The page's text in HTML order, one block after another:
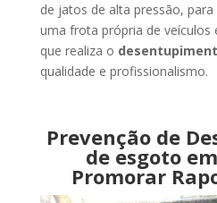
de jatos de alta pressão,
uma frota própria de veículos
que realiza o
qualidade e profissionalismo.
Prevenção de
de esgoto
Promorar